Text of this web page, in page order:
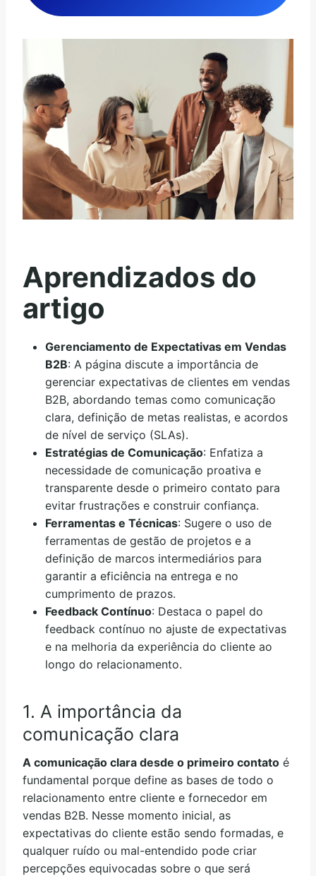
Aprendizados do
artigo
Gerenciamento de Expectativas em Vendas
B2B: A página discute a importância de
gerenciar expectativas de clientes em vendas
B2B, abordando temas como comunicação
clara, definição de metas realistas, e acordos
de nível de serviço (SLAs).
Estratégias de Comunicação: Enfatiza a
necessidade de comunicação proativa e
transparente desde o primeiro contato para
evitar frustrações e construir confiança.
Ferramentas e Técnicas: Sugere o uso de
ferramentas de gestão de projetos e a
definição de marcos intermediários para
garantir a eficiência na entrega e no
cumprimento de prazos.
Feedback Contínuo: Destaca o papel do
feedback contínuo no ajuste de expectativas
e na melhoria da experiência do cliente ao
longo do relacionamento.
1. A importância da
comunicação clara
A comunicação clara desde o primeiro contato é
fundamental porque define as bases de todo o
relacionamento entre cliente e fornecedor em
vendas B2B. Nesse momento inicial, as
expectativas do cliente estão sendo formadas, e
qualquer ruído ou mal-entendido pode criar
percepções equivocadas sobre o que será